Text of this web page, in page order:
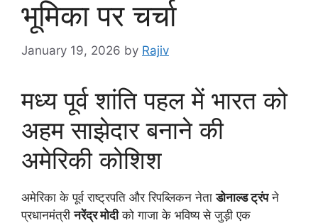
भूमिका पर चर्चा
January 19, 2026 by Rajiv
मध्य पूर्व शांति पहल में भारत को
अहम साझेदार बनाने की
अमेरिकी कोशिश
अमेरिका के पूर्व राष्ट्रपति और रिपब्लिकन नेताडोनाल्ड ट्रंपने
प्रधानमंत्रीनरेंद्र मोदीको गाजा के भविष्य से जुड़ी एक